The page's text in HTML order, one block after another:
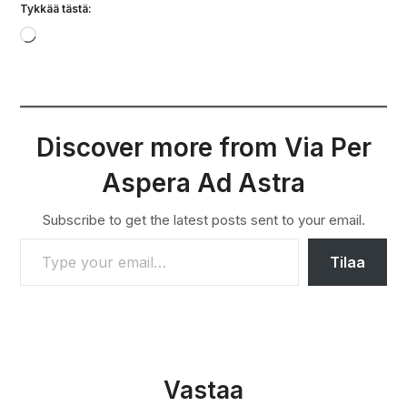
Tykkää tästä:
Loading…
Discover more from Via Per
Aspera Ad Astra
Subscribe to get the latest posts sent to your email.
TYPE YOUR EMAIL…
Tilaa
Vastaa